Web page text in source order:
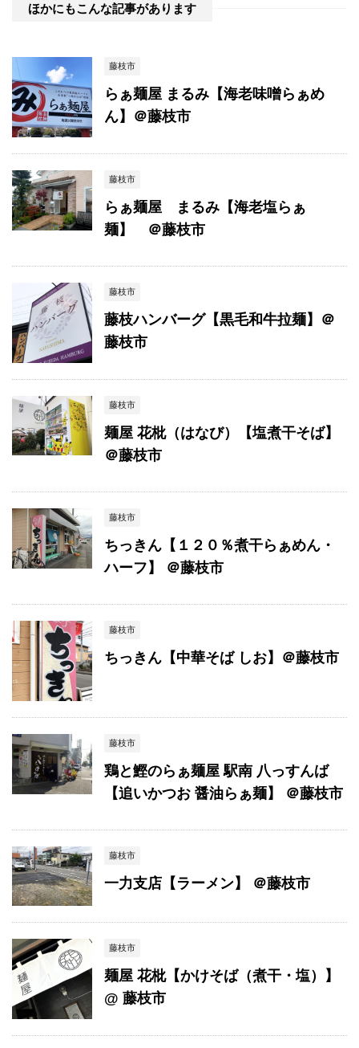
ほかにもこんな記事があります
藤枝市
らぁ麺屋 まるみ【海老味噌らぁめ
ん】＠藤枝市
藤枝市
らぁ麺屋 まるみ【海老塩らぁ
麺】 ＠藤枝市
藤枝市
藤枝ハンバーグ【黒毛和牛拉麺】＠
藤枝市
藤枝市
麺屋 花枇（はなび）【塩煮干そば】
＠藤枝市
藤枝市
ちっきん【１２０％煮干らぁめん・
ハーフ】 ＠藤枝市
藤枝市
ちっきん【中華そば しお】＠藤枝市
藤枝市
鶏と鰹のらぁ麺屋 駅南 八っすんば
【追いかつお 醤油らぁ麺】 ＠藤枝市
藤枝市
一力支店【ラーメン】 ＠藤枝市
藤枝市
麺屋 花枇【かけそば（煮干・塩）】
@ 藤枝市